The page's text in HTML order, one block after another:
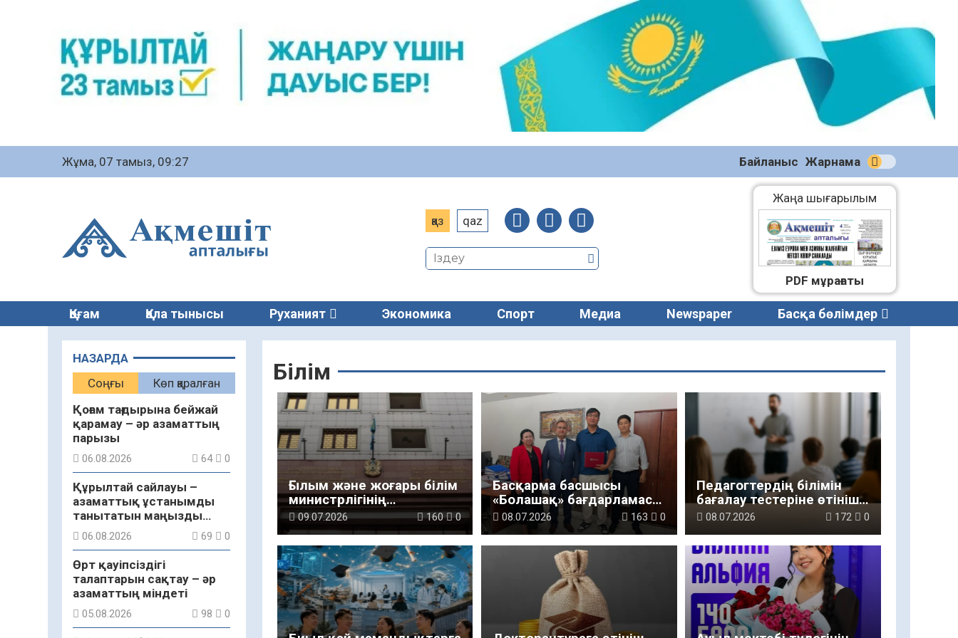
Жұма, 07 тамыз, 09:27 Байланыс Жарнама
қаз qaz
Жаңа шығарылым
(2270)
04.08.2026
PDF мұрағаты
Қоғам Қала тынысы Руханият Экономика Спорт Медиа Newspaper Басқа бөлімдер
НАЗАРДА
Соңғы
Көп қаралған
Қоғам тағдырына бейжай
қарамау – әр азаматтың
парызы
06.08.2026 64 0
Құрылтай сайлауы –
азаматтық ұстанымды
танытатын маңызды
қадам
06.08.2026 69 0
Өрт қауіпсіздігі
талаптарын сақтау – әр
азаматтың міндеті
05.08.2026 98 0
Білім
Ғылым және жоғары білім
министрлігінің
функциялары
жаңартылды
09.07.2026 160 0
Басқарма басшысы
«Болашақ» бағдарламасы
бойынша білімін
жетілдірген дәрігерді
қабылдады
08.07.2026 163 0
Педагогтердің білімін
бағалау тестеріне өтініш
қабылдау басталды
08.07.2026 172 0